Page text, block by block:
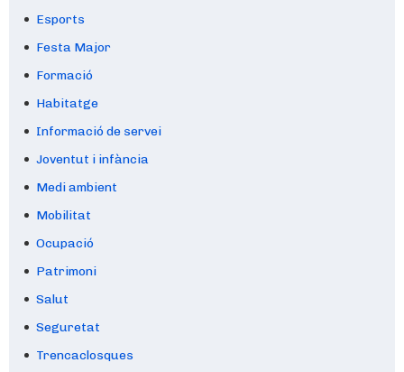
Esports
Festa Major
Formació
Habitatge
Informació de servei
Joventut i infància
Medi ambient
Mobilitat
Ocupació
Patrimoni
Salut
Seguretat
Trencaclosques